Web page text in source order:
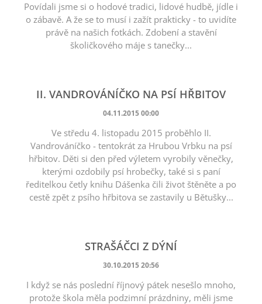
Povídali jsme si o hodové tradici, lidové hudbě, jídle i
o zábavě. A že se to musí i zažít prakticky - to uvidíte
právě na našich fotkách. Zdobení a stavění
školičkového máje s tanečky...
II. VANDROVÁNÍČKO NA PSÍ HŘBITOV
04.11.2015 00:00
Ve středu 4. listopadu 2015 proběhlo II.
Vandrováníčko - tentokrát za Hrubou Vrbku na psí
hřbitov. Děti si den před výletem vyrobily věnečky,
kterými ozdobily psí hrobečky, také si s paní
ředitelkou četly knihu Dášenka čili život štěněte a po
cestě zpět z psího hřbitova se zastavily u Bětušky...
STRAŠÁČCI Z DÝNÍ
30.10.2015 20:56
I když se nás poslední říjnový pátek nesešlo mnoho,
protože škola měla podzimní prázdniny, měli jsme